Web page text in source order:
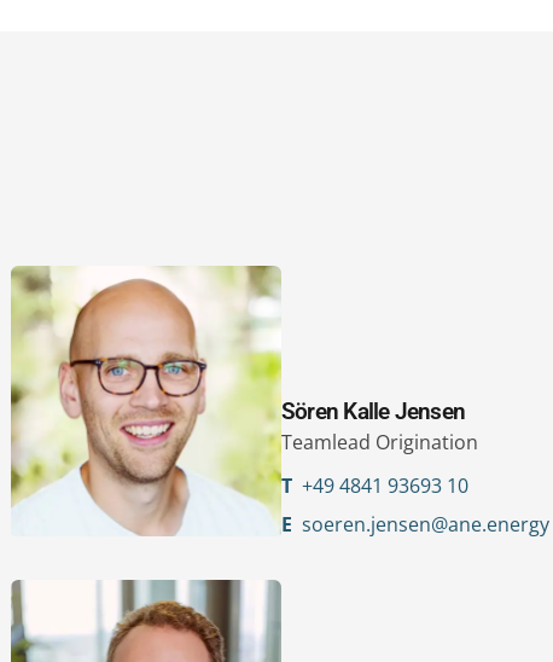
Sören Kalle Jensen
Teamlead Origination
T +49 4841 93693 10
E soeren.jensen@ane.energy